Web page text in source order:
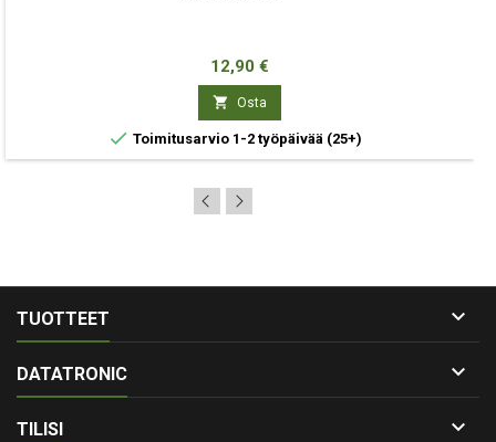
Hinta
12,90 €
 Osta
 Toimitusarvio 1-2 työpäivää (25+)
TUOTTEET 
DATATRONIC 
TILISI 